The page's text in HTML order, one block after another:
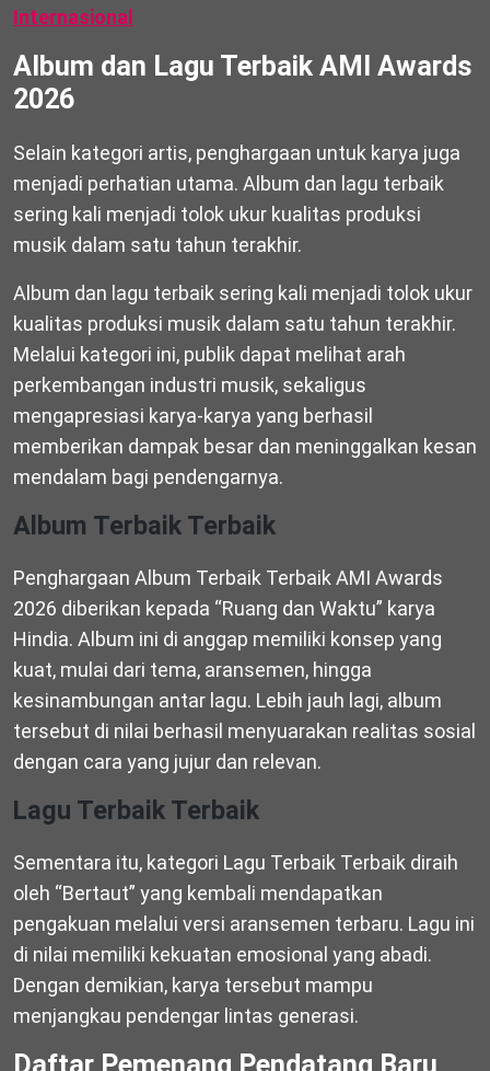
Internasional
Album dan Lagu Terbaik AMI Awards
2026
Selain kategori artis, penghargaan untuk karya juga
menjadi perhatian utama. Album dan lagu terbaik
sering kali menjadi tolok ukur kualitas produksi
musik dalam satu tahun terakhir.
Album dan lagu terbaik sering kali menjadi tolok ukur
kualitas produksi musik dalam satu tahun terakhir.
Melalui kategori ini, publik dapat melihat arah
perkembangan industri musik, sekaligus
mengapresiasi karya-karya yang berhasil
memberikan dampak besar dan meninggalkan kesan
mendalam bagi pendengarnya.
Album Terbaik Terbaik
Penghargaan Album Terbaik Terbaik AMI Awards
2026 diberikan kepada “Ruang dan Waktu” karya
Hindia. Album ini di anggap memiliki konsep yang
kuat, mulai dari tema, aransemen, hingga
kesinambungan antar lagu. Lebih jauh lagi, album
tersebut di nilai berhasil menyuarakan realitas sosial
dengan cara yang jujur dan relevan.
Lagu Terbaik Terbaik
Sementara itu, kategori Lagu Terbaik Terbaik diraih
oleh “Bertaut” yang kembali mendapatkan
pengakuan melalui versi aransemen terbaru. Lagu ini
di nilai memiliki kekuatan emosional yang abadi.
Dengan demikian, karya tersebut mampu
menjangkau pendengar lintas generasi.